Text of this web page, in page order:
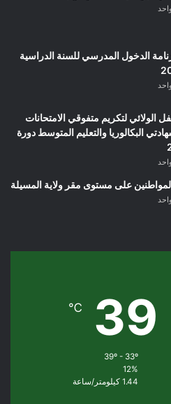
الدخول المدرسي للسنة الدراسية
الولائي لتكريم متفوقي الامتحانات
البكالوريا والتعليم المتوسط دورة
على مستوى مقر ولاية المسيلة
39
℃
39º - 33º
12%
1.44 كيلومتر/ساعة